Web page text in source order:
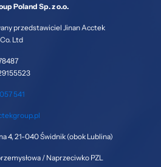
Poland Sp. z o.o.
przedstawiciel Jinan Acctek
Ltd
541
4, 21-040 Świdnik (obok Lublina)
/ Naprzeciwko PZL